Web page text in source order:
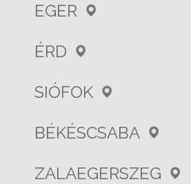
EGER
ÉRD
SIÓFOK
BÉKÉSCSABA
ZALAEGERSZEG